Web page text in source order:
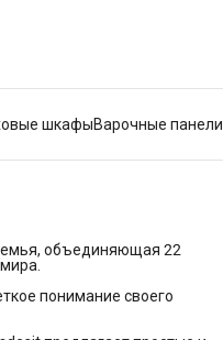
шкафыВарочные панели
объединяющая 22
понимание своего